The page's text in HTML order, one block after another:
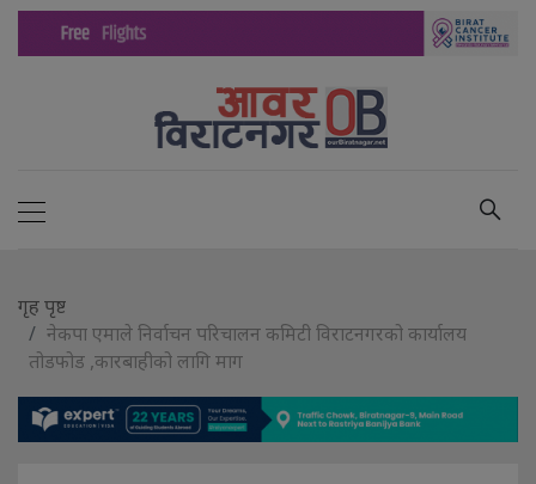
गृह पृष्ट
नेकपा एमाले निर्वाचन परिचालन कमिटी विराटनगरको कार्यालय
तोडफोड ,कारबाहीको लागि माग